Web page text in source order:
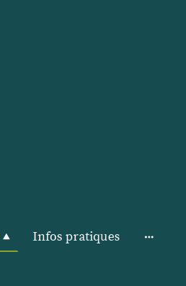
Infos pratiques